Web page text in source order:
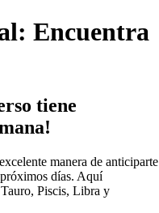
Encuentra
tiene
manera de anticiparte
días. Aquí
Piscis, Libra y